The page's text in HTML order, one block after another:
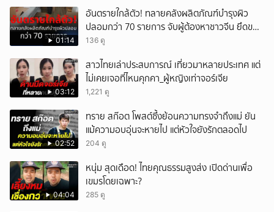
01:14
อันตรายใกล้ตัว! ทลายคลังผลิตภัณฑ์บำรุงผิว
ปลอมกว่า 70 รายการ จับผู้ต้องหาชาวจีน ยึดของ
กลางเพียบ
136 ดู
03:12
สาวไทยเล่าประสบการณ์ เที่ยวมาหลายประเทศ แต่
ไม่เคยเจอที่ไหนคุกคา_ผู้หญิงเท่าจอร์เจีย
1,221 ดู
02:52
ทราย สก๊อต โพสต์ซึ้งย้อนความทรงจำถึงแม่ ยัน
แม้ความอบอุ่นจะหายไป แต่หัวใจยังรักตลอดไป
204 ดู
04:04
หนุ่ม สุดเดือด! ไทยคุณธรรมสูงส่ง เปิดด่านเพื่อ
เขมรโดยเฉพาะ?
285 ดู